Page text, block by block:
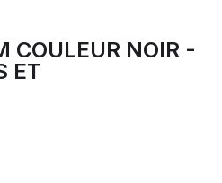
COULEUR NOIR -
ET